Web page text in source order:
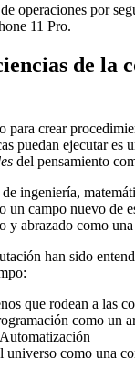
operaciones por
11 Pro.
de la
crear
puedan ejecutar es
del pensamiento
ingeniería,
un campo nuevo de
y abrazado como
han sido
que rodean a las
como un
universo como una